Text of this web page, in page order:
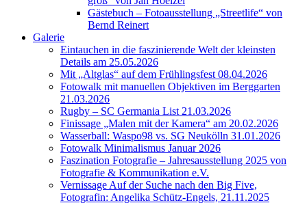
Gästebuch – Fotoausstellung „Streetlife“ von
Bernd Reinert
Galerie
Eintauchen in die faszinierende Welt der kleinsten
Details am 25.05.2026
Mit „Altglas“ auf dem Frühlingsfest 08.04.2026
Fotowalk mit manuellen Objektiven im Berggarten
21.03.2026
Rugby – SC Germania List 21.03.2026
Finissage „Malen mit der Kamera“ am 20.02.2026
Wasserball: Waspo98 vs. SG Neukölln 31.01.2026
Fotowalk Minimalismus Januar 2026
Faszination Fotografie – Jahresausstellung 2025 von
Fotografie & Kommunikation e.V.
Vernissage Auf der Suche nach den Big Five,
Fotografin: Angelika Schütz-Engels, 21.11.2025